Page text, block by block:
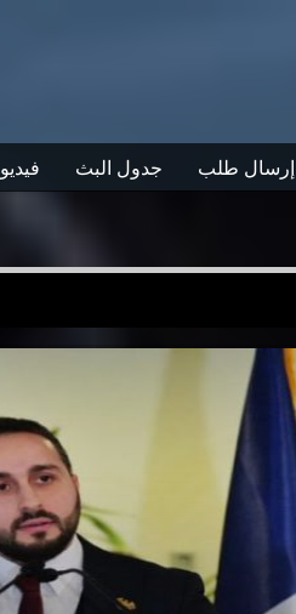
جدول البث إرسال طلب